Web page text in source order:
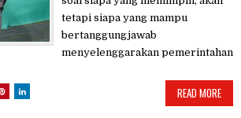
tetapi siapa yang mampu
bertanggungjawab
menyelenggarakan pemerintahan
READ MORE